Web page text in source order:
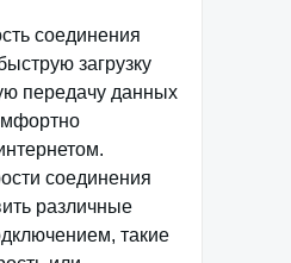
соединения
загрузку
передачу данных
соединения
различные
такие